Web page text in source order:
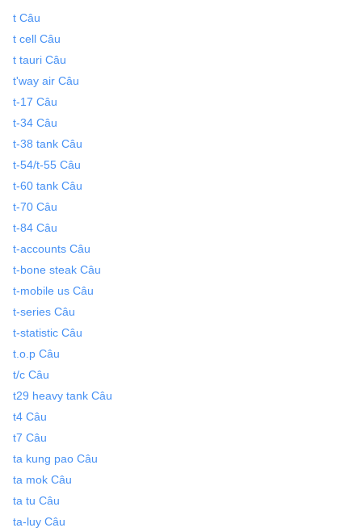
t Câu
t cell Câu
t tauri Câu
t'way air Câu
t-17 Câu
t-34 Câu
t-38 tank Câu
t-54/t-55 Câu
t-60 tank Câu
t-70 Câu
t-84 Câu
t-accounts Câu
t-bone steak Câu
t-mobile us Câu
t-series Câu
t-statistic Câu
t.o.p Câu
t/c Câu
t29 heavy tank Câu
t4 Câu
t7 Câu
ta kung pao Câu
ta mok Câu
ta tu Câu
ta-luy Câu